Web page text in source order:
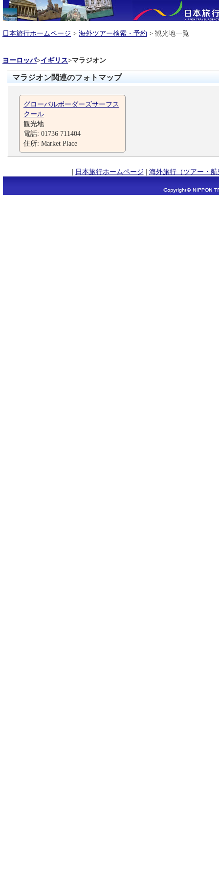
日本旅行ホームページ > 海外ツアー検索・予約 > 観光地一覧
ヨーロッパ>イギリス>マラジオン
マラジオン関連のフォトマップ
グローバルボーダーズサーフス
クール
観光地
電話: 01736 711404
住所: Market Place
| 日本旅行ホームページ | 海外旅行（ツアー・航